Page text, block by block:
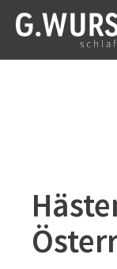
Inhalt